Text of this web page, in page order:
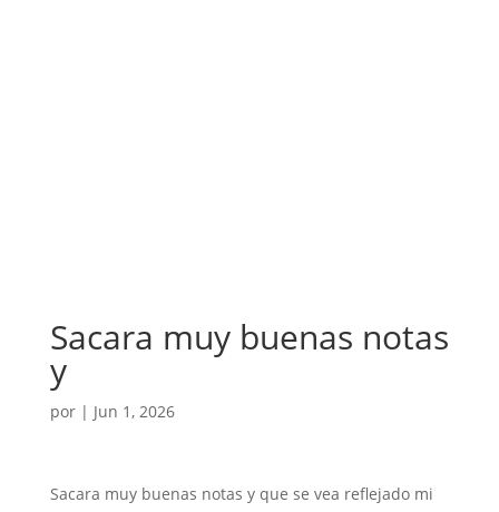
Sacara muy buenas notas
y
por | Jun 1, 2026
Sacara muy buenas notas y que se vea reflejado mi